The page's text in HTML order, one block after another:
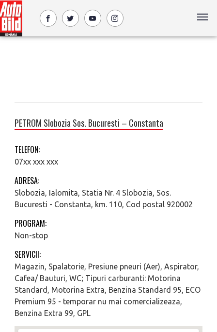
PETROM Slobozia Sos. Bucuresti – Constanta
TELEFON:
07xx xxx xxx
ADRESA:
Slobozia, Ialomita, Statia Nr. 4 Slobozia, Sos.
Bucuresti - Constanta, km. 110, Cod postal 920002
PROGRAM:
Non-stop
SERVICII:
Magazin, Spalatorie, Presiune pneuri (Aer), Aspirator,
Cafea/ Bauturi, WC; Tipuri carburanti: Motorina
Standard, Motorina Extra, Benzina Standard 95, ECO
Premium 95 - temporar nu mai comercializeaza,
Benzina Extra 99, GPL